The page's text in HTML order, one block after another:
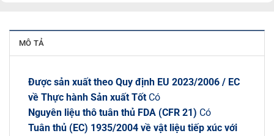
MÔ TẢ
Được sản xuất theo Quy định EU 2023/2006 / EC
về Thực hành Sản xuất Tốt Có
Nguyên liệu thô tuân thủ FDA (CFR 21) Có
Tuân thủ (EC) 1935/2004 về vật liệu tiếp xúc với